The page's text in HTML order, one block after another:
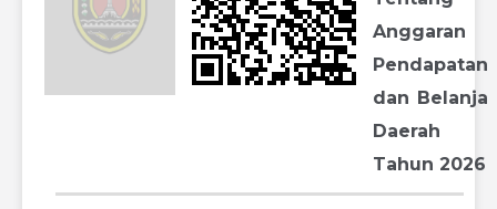
Anggaran
Pendapatan
dan Belanja
Daerah
Tahun 2026